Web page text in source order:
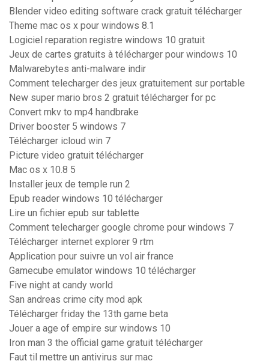
Blender video editing software crack gratuit télécharger
Theme mac os x pour windows 8.1
Logiciel reparation registre windows 10 gratuit
Jeux de cartes gratuits à télécharger pour windows 10
Malwarebytes anti-malware indir
Comment telecharger des jeux gratuitement sur portable
New super mario bros 2 gratuit télécharger for pc
Convert mkv to mp4 handbrake
Driver booster 5 windows 7
Télécharger icloud win 7
Picture video gratuit télécharger
Mac os x 10.8 5
Installer jeux de temple run 2
Epub reader windows 10 télécharger
Lire un fichier epub sur tablette
Comment telecharger google chrome pour windows 7
Télécharger internet explorer 9 rtm
Application pour suivre un vol air france
Gamecube emulator windows 10 télécharger
Five night at candy world
San andreas crime city mod apk
Télécharger friday the 13th game beta
Jouer a age of empire sur windows 10
Iron man 3 the official game gratuit télécharger
Faut til mettre un antivirus sur mac